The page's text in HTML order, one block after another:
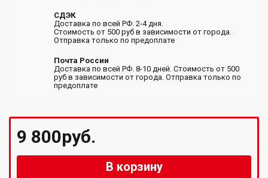
СДЭК
Доставка по всей РФ. 2-4 дня.
Стоимость от 500 руб в зависимости от города.
Отправка только по предоплате
Почта России
Доставка по всей РФ. 8-10 дней. Стоимость от 500
руб в зависимости от города. Отправка только по
предоплате
9 800руб.
В корзину